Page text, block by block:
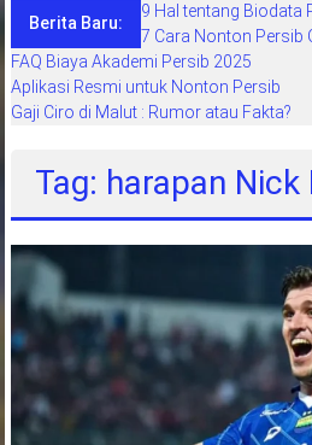
situs
berita
khusus
sepakbola
jawa
barat
indonesia
Berita Baru:
9 Hal tentang Biodata
7 Cara Nonton Persib
FAQ Biaya Akademi Persib 2025
Aplikasi Resmi untuk Nonton Persib
Gaji Ciro di Malut : Rumor atau Fakta?
Tag: harapan Nick